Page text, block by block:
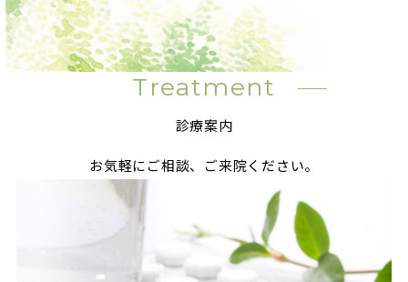
Treatment
診療案内
お気軽にご相談、ご来院ください。